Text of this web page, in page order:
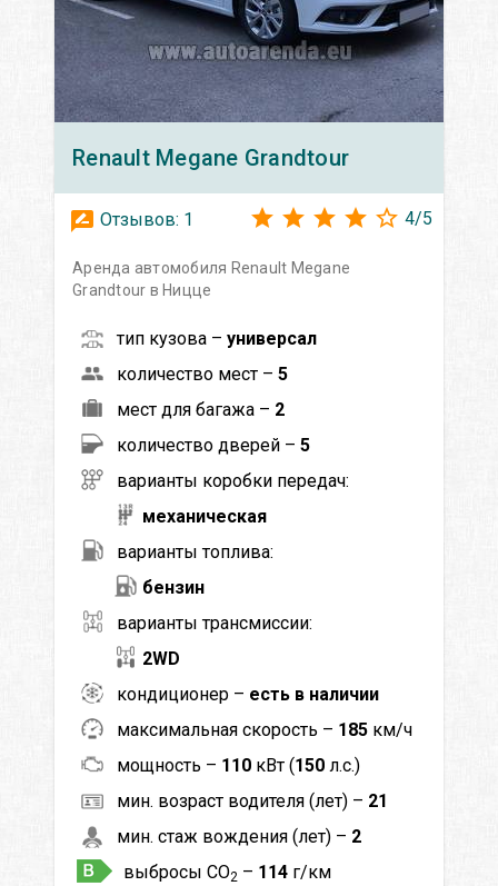
Renault Megane Grandtour
Отзывов: 1 4/5
Аренда автомобиля Renault Megane
Grandtour в Ницце
тип кузова – универсал
количество мест – 5
мест для багажа – 2
количество дверей – 5
варианты коробки передач:
механическая
варианты топлива:
бензин
варианты трансмиссии:
2WD
кондиционер – есть в наличии
максимальная скорость – 185 км/ч
мощность – 110 кВт (150 л.с.)
мин. возраст водителя (лет) – 21
мин. стаж вождения (лет) – 2
выбросы CO2 – 114 г/км